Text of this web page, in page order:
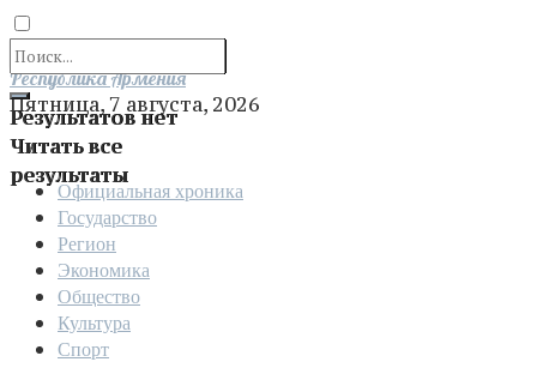
Результатов нет
Читать все
результаты
Отправить
Республика Армения
Пятница, 7 августа, 2026
Официальная хроника
Государство
Регион
Экономика
Общество
Культура
Спорт